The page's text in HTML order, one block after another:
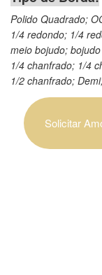
Polido Quadrado;
1/4 redondo; 1/4
meio bojudo;
1/4 chanfrado; 1/4
1/2 chanfrado;
Solicitar